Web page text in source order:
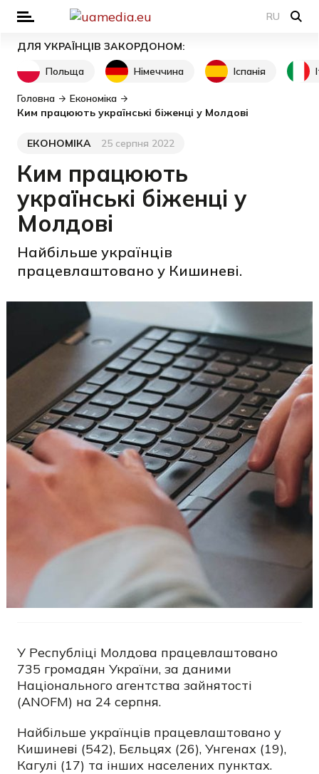
RU
ДЛЯ УКРАЇНЦІВ ЗАКОРДОНОМ:
Польща
Німеччина Іспанія
Головна
Економіка
Ким працюють українські біженці у Молдові
Категорія
ЕКОНОМІКА
Дата публікації25 серпня 2022
Ким працюють
українські біженці у
Молдові
Найбільше українців
працевлаштовано у Кишиневі.
У Республіці Молдова працевлаштовано
735 громадян України, за даними
Національного агентства зайнятості
(ANOFM) на 24 серпня.
Найбільше українців працевлаштовано у
Кишиневі (542), Бєльцях (26), Унгенах (19),
Кагулі (17) та інших населених пунктах.